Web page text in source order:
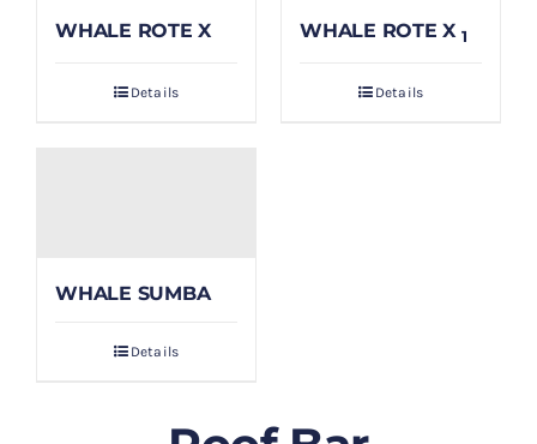
WHALE ROTE X
Details
WHALE ROTE X 1
Details
WHALE SUMBA
Details